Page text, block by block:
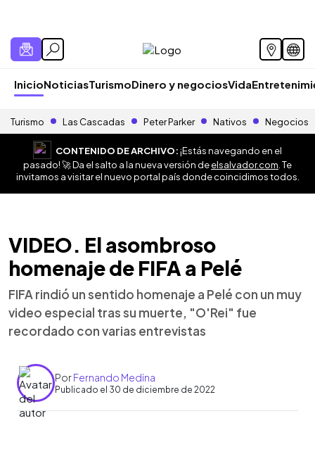
InicioNoticiasTurismoDinero y negociosVida
Turismo Las Cascadas Peter Parker Nativos Negocios
CONTENIDO DE ARCHIVO:¡Estás navegando en el
pasado! 🚀 Da el salto a la nueva versión deelsalvador.com . Te
invitamos a visitar el nuevo portal país donde coincidimos todos.
VIDEO. El asombroso
homenaje de FIFA a Pelé
FIFA rindió un sentido homenaje a Pelé con un muy
video especial tras su muerte, "O'Rei" fue
recordado con varias entrevistas
PorFernando Medina
Publicado el 30 de diciembre de 2022